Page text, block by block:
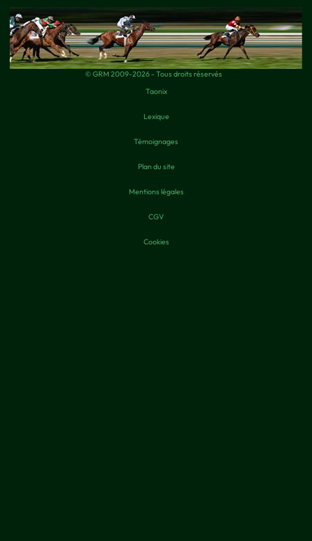
© GRM 2009-2026 - Tous droits réservés
Taonix
Lexique
Témoignages
Plan du site
Mentions légales
CGV
Cookies